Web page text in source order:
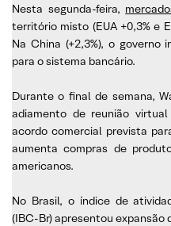
Nesta segunda-feira,
território misto (EUA +0,3% e
Na China (+2,3%), o governo
para o sistema bancário.
Durante o final de semana,
adiamento de reunião
acordo comercial prevista
aumenta compras de
americanos.
No Brasil, o índice de
(IBC-Br) apresentou expansão